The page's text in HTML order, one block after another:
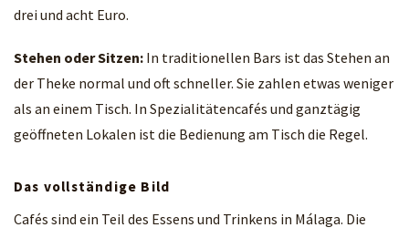
drei und acht Euro.
Stehen oder Sitzen: In traditionellen Bars ist das Stehen an
der Theke normal und oft schneller. Sie zahlen etwas weniger
als an einem Tisch. In Spezialitätencafés und ganztägig
geöffneten Lokalen ist die Bedienung am Tisch die Regel.
Das vollständige Bild
Cafés sind ein Teil des Essens und Trinkens in Málaga. Die